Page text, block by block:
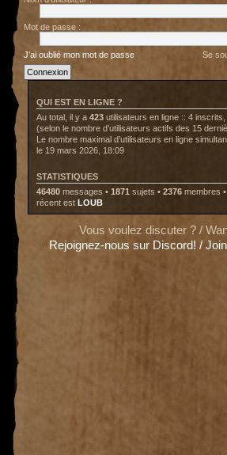
Mot de passe :
J’ai oublié mon mot de passe Se
QUI EST EN LIGNE ?
Au total, il y a 423 utilisateurs en ligne :: 4
(selon le nombre d’utilisateurs actifs des 15
Le nombre maximal d’utilisateurs en ligne
le 19 mars 2026, 18:09
STATISTIQUES
46480 messages • 1871 sujets • 2376 membres
récent est LOUB
Vous voulez discuter ? /
Rejoignez-nous sur Discord! /